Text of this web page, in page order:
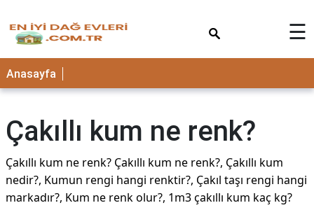
☰
Anasayfa
Çakıllı kum ne renk?
Çakıllı kum ne renk? Çakıllı kum ne renk?, Çakıllı kum
nedir?, Kumun rengi hangi renktir?, Çakıl taşı rengi hangi
markadır?, Kum ne renk olur?, 1m3 çakıllı kum kaç kg?